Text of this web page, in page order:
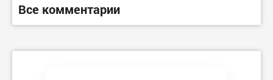
Все комментарии